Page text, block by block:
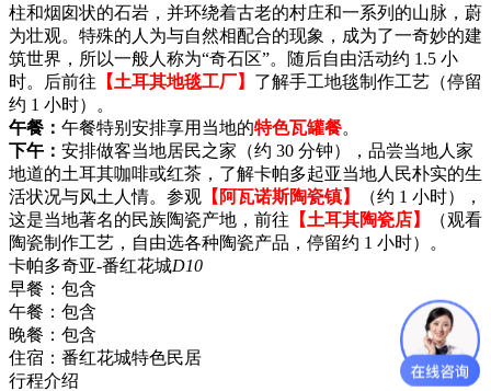
柱和烟囱状的石岩，并环绕着古老的村庄和一系列的山脉，蔚
为壮观。特殊的人为与自然相配合的现象，成为了一奇妙的建
筑世界，所以一般人称为“奇石区”。随后自由活动约 1.5 小
时。后前往 【土耳其地毯工厂】 了解手工地毯制作工艺（停留
约 1 小时）。
午餐： 午餐特别安排享用当地的特色瓦罐餐。
下午： 安排做客当地居民之家（约 30 分钟），品尝当地人家
地道的土耳其咖啡或红茶，了解卡帕多起亚当地人民朴实的生
活状况与风土人情。参观 【阿瓦诺斯陶瓷镇】
（约 1 小时），
这是当地著名的民族陶瓷产地，前往 【土耳其陶瓷店】
（观看
陶瓷制作工艺，自由选各种陶瓷产品，停留约 1 小时）。
卡帕多奇亚-番红花城D10
早餐： 包含
午餐： 包含
晚餐： 包含
住宿： 番红花城特色民居
行程介绍